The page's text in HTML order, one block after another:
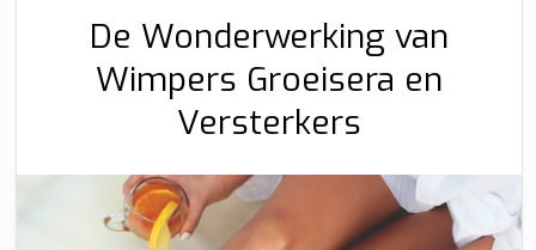
De Wonderwerking van
Wimpers Groeisera en
Versterkers